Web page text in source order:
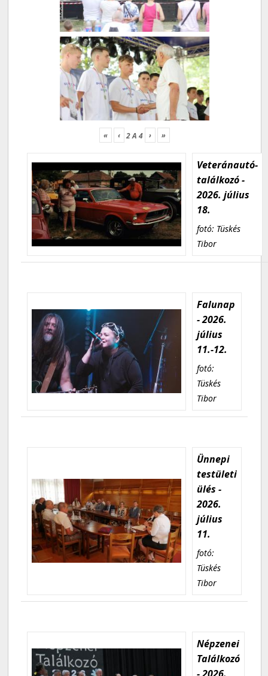
« ‹ 2A 4 › »
Veteránautó-
találkozó -
2026. július
18.
fotó: Tüskés
Tibor
Falunap
- 2026.
július
11.-12.
fotó:
Tüskés
Tibor
Ünnepi
testületi
ülés -
2026.
július
11.
fotó:
Tüskés
Tibor
Népzenei
Találkozó